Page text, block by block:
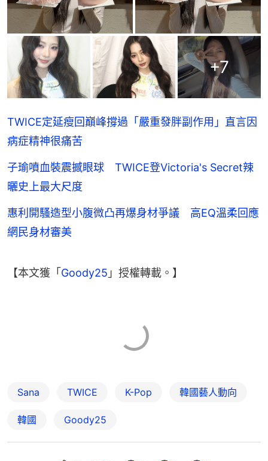
+7
TWICE定延瘦回巔峰撐過「嚴重發胖副作用」直言因
病症精神很痛苦
子瑜噴血裝震撼眼球 TWICE登Victoria's Secret辣
曬史上最大尺度
惠利開騷造型小腹微凸再爆身材爭議 高EQ溫柔回應
網民身材審美
【本文獲「 Goody25 」授權轉載。】
Sana TWICE K-Pop 韓國藝人動向
韓國 Goody25